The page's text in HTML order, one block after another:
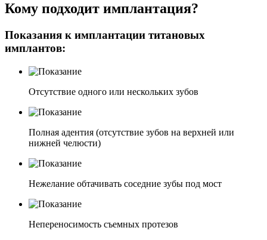
Кому подходит имплантация?
Показания к имплантации титановых
имплантов:
Отсутствие одного или нескольких зубов
Полная адентия (отсутствие зубов на верхней или
нижней челюсти)
Нежелание обтачивать соседние зубы под мост
Непереносимость съемных протезов